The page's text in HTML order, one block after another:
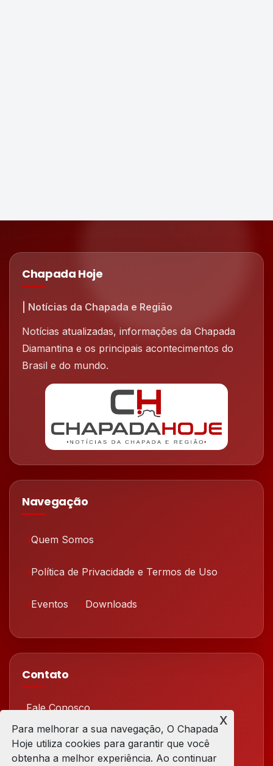
Chapada Hoje
| Notícias da Chapada e Região
Notícias atualizadas, informações da Chapada
Diamantina e os principais acontecimentos do
Brasil e do mundo.
Navegação
Quem Somos
Política de Privacidade e Termos de Uso
Eventos Downloads
Contato
Fale Conosco
Redes Sociais
Para melhorar a sua navegação, O Chapada
Hoje utiliza cookies para garantir que você
obtenha a melhor experiência. Ao continuar
x